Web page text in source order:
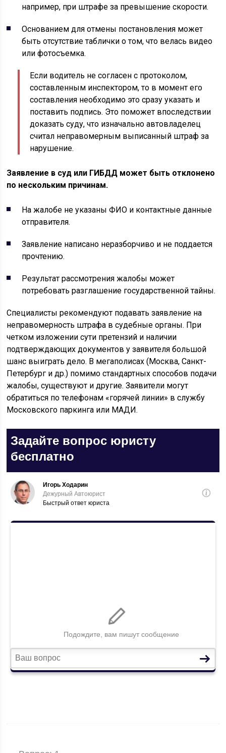
например, при штрафе за превышение скорости.
Основанием для отмены постановления может
быть отсутствие таблички о том, что велась видео
или фотосъемка.
Если водитель не согласен с протоколом,
составленным инспектором, то в момент его
составления необходимо это сразу указать и
поставить подпись. Это поможет впоследствии
доказать суду, что изначально автовладелец
считал неправомерным выписанный штраф за
нарушение.
Заявление в суд или ГИБДД может быть отклонено
по нескольким причинам.
На жалобе не указаны ФИО и контактные данные
отправителя.
Заявление написано неразборчиво и не поддается
прочтению.
Результат рассмотрения жалобы может
потребовать разглашение государственной тайны.
Специалисты рекомендуют подавать заявление на
неправомерность штрафа в судебные органы. При
четком изложении сути претензий и наличии
подтверждающих документов у заявителя большой
шанс выиграть дело. В мегаполисах (Москва, Санкт-
Петербург и др.) помимо стандартных способов подачи
жалобы, существуют и другие. Заявители могут
обратиться по телефонам «горячей линии» в службу
Московского паркинга или МАДИ.